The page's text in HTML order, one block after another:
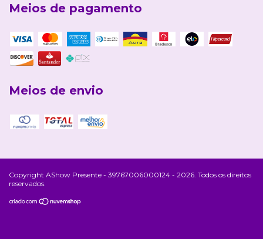
Meios de pagamento
Meios de envio
Copyright AShow Presente - 39767006000124 - 2026. Todos os direitos
reservados.